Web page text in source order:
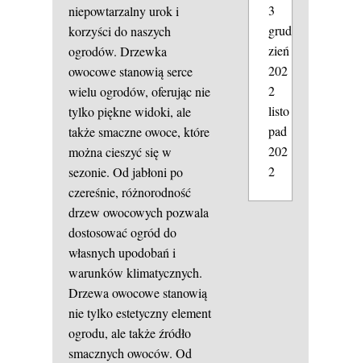
niepowtarzalny urok i
korzyści do naszych
ogrodów. Drzewka
owocowe stanowią serce
wielu ogrodów, oferując nie
tylko piękne widoki, ale
także smaczne owoce, które
można cieszyć się w
sezonie. Od jabłoni po
czereśnie, różnorodność
drzew owocowych pozwala
dostosować ogród do
własnych upodobań i
warunków klimatycznych.
Drzewa owocowe stanowią
nie tylko estetyczny element
ogrodu, ale także źródło
smacznych owoców. Od
3
grud
zień
202
2
listo
pad
202
2